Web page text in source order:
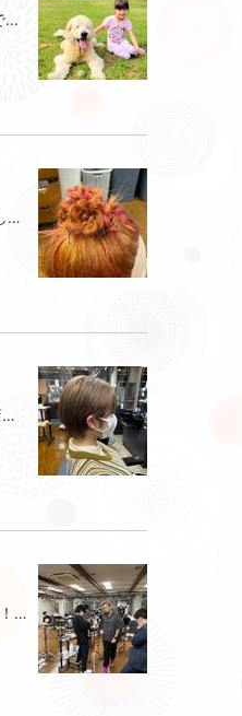
エマとむさしの散歩に行きました。むさしはゴールデンドゥードルです。かわいいお花もたくさん見つけましたミラより
今回は髙木が投稿させていただきます10月にある大会に向けて練習しています(*^^*)どんないろでもどんな髪型でもなんでも自由な大会なので考えるのが楽しいです
イメージチェンジしましたハイトーンなのほです‪𓂃 𓈒𓏸◌‬笑カラーは店長の竹内チョイスでスタッフの竹内と徳永に塗ってもらいましたカットは初めて須賀にお願いしましたカラーは秋らしくベージュで実はまつエクもベージュ系なのでそこがマッチして気に入りましたカットは最近ショートスタイルなので伸びるとすぐ気になってしまって襟足の方もかなりスッキリやってもらいました‪✂︎‬‪‪𓂃 𓈒𓏸◌‬ここ最近勉強で別サロンへメンテナンスへ行っていましたが久々にFLEXLIONでメンテナンスしてもらってとっても気に入りました可愛いカラーに可愛すぎないカット甘々にならないスタイルでお気に入り！でしたが、カラーがすぐ落ちてしまったので本日も後輩の徳永にカラーしてもらっています♡今少し話題のIROJIKAKEで染めてもらってみました‪𓂃 𓈒𓏸◌‬5分で染まるらしく…今回濃いめに入れてみました今回もイメチェンありがとう以上のほでした‪𓂃 𓈒𓏸◌‬【おまけ】我が家の癒しの愛犬に先週会いに実家に行ってきました可愛すぎる…。。
みなさんこんばんは！今日は2年目の西村が担当させていただきます！！今日は練習会だったので、その練習風景を載せさせていただきます！！全く話は変わるんですけど、最近ファミリーマートに売ってるスイートポテトタルトが美味しいので、おすすめさせていただきます笑笑以上、西村でした！